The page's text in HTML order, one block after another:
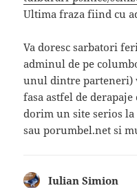
Ultima fraza fiind cu
Va doresc sarbatori
adminul de pe
unul dintre parteneri)
fasa astfel de derapaje
dorim un site serios
sau porumbel.net si
Iulian Simion